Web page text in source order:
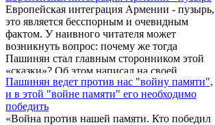
Исполнительного органа Республиканской
партии Армении, бывший вице-спикер
армянского парламента Эдуард
Шармазанов.
Европейская интеграция Армении - пузырь,
это является бесспорным и очевидным
фактом. У наивного читателя может
возникнуть вопрос: почему же тогда
Пашинян стал главным сторонником этой
«сказки»? Об этом написал на своей
странице в Facebook заместитель
председателя РПА Армен Ашотян.
Пашинян ведет против нас "войну памяти",
и в этой "войне памяти" его необходимо
победить
«Война против нашей памяти. Кто победил